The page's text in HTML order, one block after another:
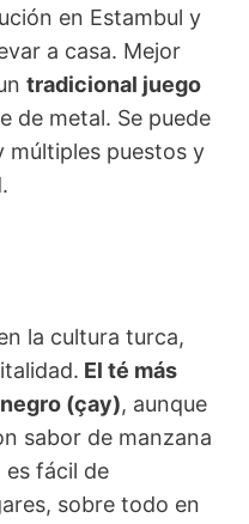
en Estambul y
a casa. Mejor
tradicional juego
de metal. Se puede
múltiples puestos y
la cultura turca,
El té más
(çay), aunque
sabor de manzana
es fácil de
sobre todo en